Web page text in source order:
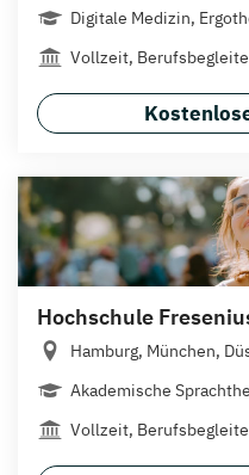
Digitale Medizin,
Vollzeit,
Hochschule
Hamburg, München,
Akademische
Vollzeit,